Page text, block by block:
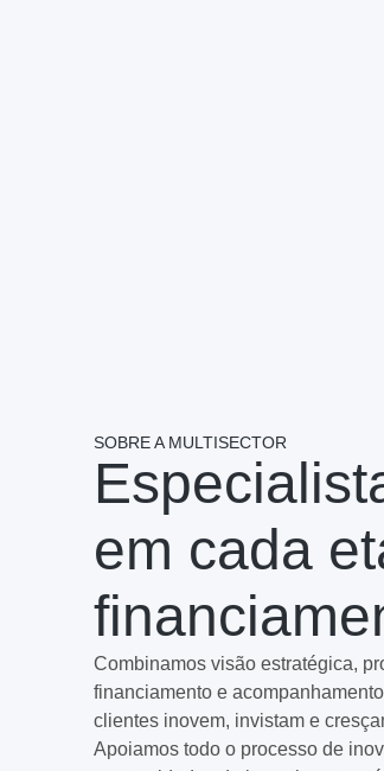
SOBRE A MULTISECTOR
em cada
Combinamos visão estratégica,
financiamento e
clientes inovem, invistam e
Apoiamos todo o processo de